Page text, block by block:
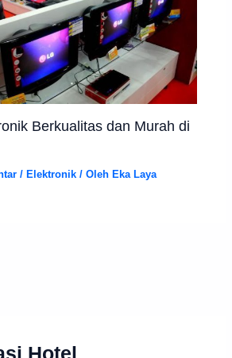
Berkualitas dan Murah di
/ Elektronik / Oleh Eka Laya